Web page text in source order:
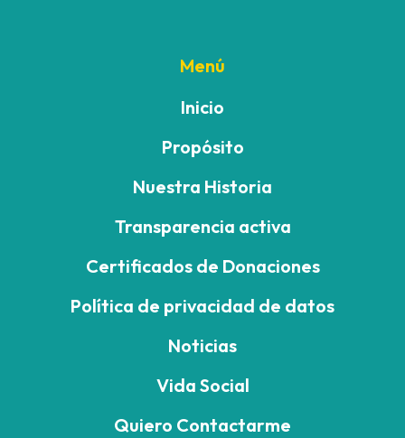
Menú
Inicio
Propósito
Nuestra Historia
Transparencia activa
Certificados de Donaciones
Política de privacidad de datos
Noticias
Vida Social
Quiero Contactarme